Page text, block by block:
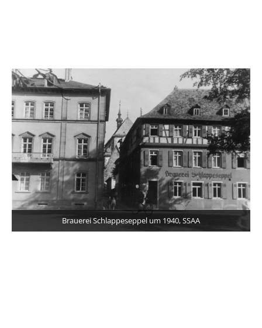
um 1940, SSAA